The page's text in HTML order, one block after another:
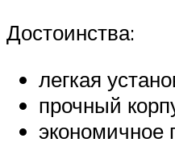
Достоинства:
легкая
прочный
экономичное